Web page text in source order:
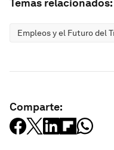
Temas relacionados:
Empleos y el Futuro del
Comparte: